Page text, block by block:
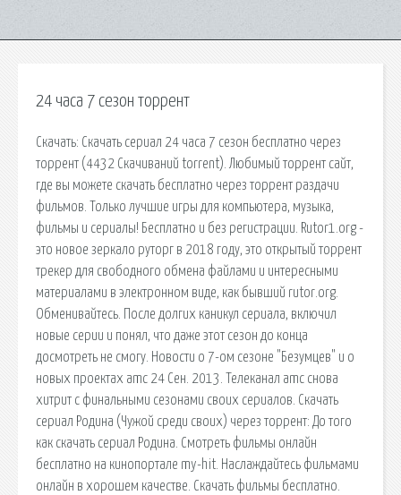
24 часа 7 сезон торрент
Скачать: Скачать сериал 24 часа 7 сезон бесплатно через
торрент (4432 Скачиваний torrent). Любимый торрент сайт,
где вы можете скачать бесплатно через торрент раздачи
фильмов. Только лучшие игры для компьютера, музыка,
фильмы и сериалы! Бесплатно и без регистрации. Rutor1.org -
это новое зеркало руторг в 2018 году, это открытый торрент
трекер для свободного обмена файлами и интересными
материалами в электронном виде, как бывший rutor.org.
Обменивайтесь. После долгих каникул сериала, включил
новые серии и понял, что даже этот сезон до конца
досмотреть не смогу. Новости о 7-ом сезоне "Безумцев" и о
новых проектах amc 24 Сен. 2013. Телеканал amc снова
хитрит с финальными сезонами своих сериалов. Скачать
сериал Родина (Чужой среди своих) через торрент: До того
как скачать сериал Родина. Смотреть фильмы онлайн
бесплатно на кинопортале my-hit. Наслаждайтесь фильмами
онлайн в хорошем качестве. Скачать фильмы бесплатно.